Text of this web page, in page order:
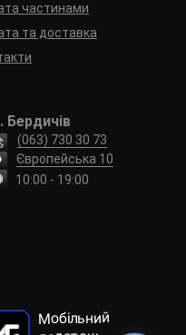
та доставка
частинами
Бердичів
Європейська 10
10:00 - 19:00
(063) 730 30 73
Мобільний